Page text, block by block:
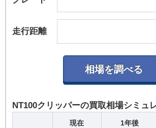
走行距離
NT100クリッパーの買取相場シミュ
現在 1年後